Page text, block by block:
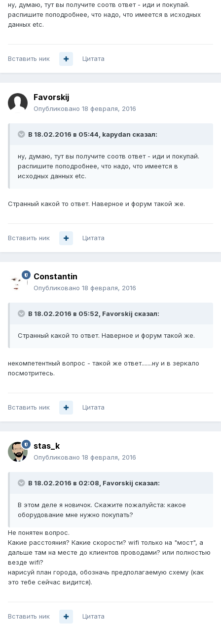
ну, думаю, тут вы получите соотв ответ - иди и покупай.
распишите поподробнее, что надо, что имеется в исходных
данных etc.
Вставить ник Цитата
Favorskij
Опубликовано 18 февраля, 2016
В 18.02.2016 в 05:44, kapydan сказал:
ну, думаю, тут вы получите соотв ответ - иди и покупай.
распишите поподробнее, что надо, что имеется в
исходных данных etc.
Странный какой то ответ. Наверное и форум такой же.
Вставить ник Цитата
Constantin
Опубликовано 18 февраля, 2016
В 18.02.2016 в 05:52, Favorskij сказал:
Странный какой то ответ. Наверное и форум такой же.
некомпетентный вопрос - такой же ответ.......ну и в зеркало
посмотритесь.
Вставить ник Цитата
stas_k
Опубликовано 18 февраля, 2016
В 18.02.2016 в 02:08, Favorskij сказал:
В этом деле я новичок. Скажите пожалуйста: какое
оборудование мне нужно покупать?
Не понятен вопрос.
Какие расстояния? Какие скорости? wifi только на "мост", а
дальше там на месте до клиентов проводами? или полностью
везде wifi?
нарисуй план города, обозначь предполагаемую схему (как
это тебе сейчас видится).
Вставить ник Цитата